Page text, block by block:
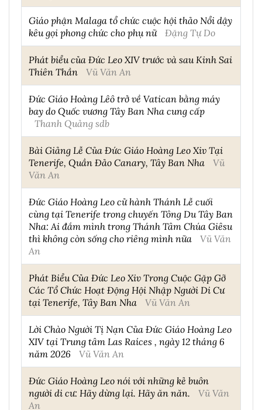
Giáo phận Malaga tổ chức cuộc hội thảo Nổi dậy
kêu gọi phong chức cho phụ nữ
Đặng Tự Do
Phát biểu của Đức Leo XIV trước và sau Kinh Sai
Thiên Thần
Vũ Văn An
Đức Giáo Hoàng Lêô trở về Vatican bằng máy
bay do Quốc vương Tây Ban Nha cung cấp
Thanh Quảng sdb
Bài Giảng Lễ Của Đức Giáo Hoàng Leo Xiv Tại
Tenerife, Quần Đảo Canary, Tây Ban Nha
Vũ
Văn An
Đức Giáo Hoàng Leo cử hành Thánh Lễ cuối
cùng tại Tenerife trong chuyến Tông Du Tây Ban
Nha: Ai đắm mình trong Thánh Tâm Chúa Giêsu
thì không còn sống cho riêng mình nữa
Vũ Văn
An
Phát Biểu Của Đức Leo Xiv Trong Cuộc Gặp Gỡ
Các Tổ Chức Hoạt Động Hội Nhập Người Di Cư
tại Tenerife, Tây Ban Nha
Vũ Văn An
Lời Chào Người Tị Nạn Của Đức Giáo Hoàng Leo
XIV tại Trung tâm Las Raíces , ngày 12 tháng 6
năm 2026
Vũ Văn An
Đức Giáo Hoàng Leo nói với những kẻ buôn
người di cư: Hãy dừng lại. Hãy ăn năn.
Vũ Văn
An